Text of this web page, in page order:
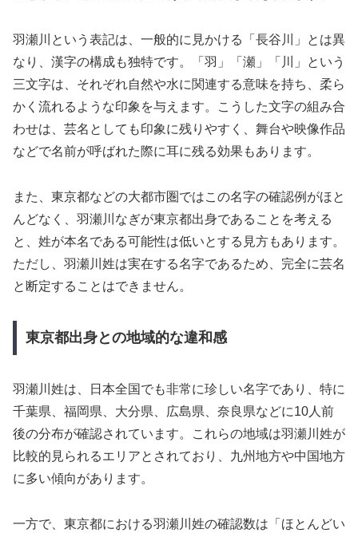
羽瀬川という表記は、一般的に見かける「長谷川」とは異
なり、漢字の構成も独特です。「羽」「瀬」「川」という
三文字は、それぞれ自然や水に関連する意味を持ち、柔ら
かく流れるような印象を与えます。こうした文字の組み合
わせは、芸名としても印象に残りやすく、舞台や映像作品
などで名前が呼ばれた際に耳に残る効果もあります。
また、東京都などの大都市圏ではこの名字の確認例がほと
んどなく、羽瀬川なぎが東京都出身であることを考える
と、姓が本名である可能性は低いとする見方もあります。
ただし、羽瀬川姓は実在する名字であるため、完全に芸名
と断定することはできません。
東京都出身との地域的な違和感
羽瀬川姓は、日本全国でも非常に珍しい名字であり、特に
千葉県、福岡県、大分県、広島県、奈良県などに10人前
後の分布が確認されています。これらの地域は羽瀬川姓が
比較的見られるエリアとされており、九州地方や中国地方
に多い傾向があります。
一方で、東京都における羽瀬川姓の確認数は「ほとんどい